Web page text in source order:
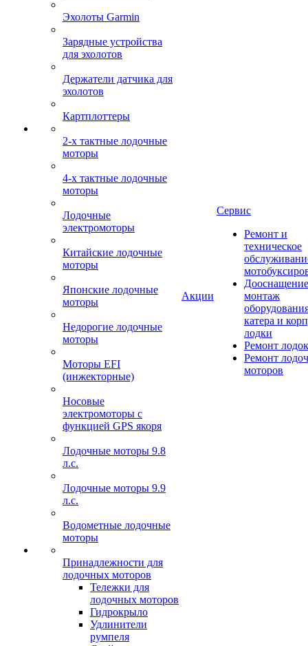
Эхолоты Garmin
Зарядные устройства
для эхолотов
Держатели датчика для
эхолотов
Картплоттеры
2-х тактные лодочные
моторы
4-х тактные лодочные
моторы
Лодочные
электромоторы
Китайские лодочные
моторы
Японские лодочные
моторы
Недорогие лодочные
моторы
Моторы EFI
(инжекторные)
Носовые
электромоторы с
функцией GPS якоря
Лодочные моторы 9.8
л.с.
Лодочные моторы 9.9
л.с.
Водометные лодочные
моторы
Принадлежности для
лодочных моторов
Тележки для
лодочных моторов
Гидрокрыло
Удлинители
румпеля
Акции
Сервис
Ремонт и
техническое
монтаж
катера и
лодки
Ремонт
Ремонт
моторов